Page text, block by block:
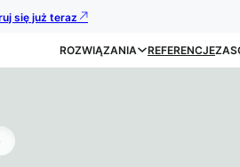
się już teraz
ROZWIĄZANIA REFERENCJE